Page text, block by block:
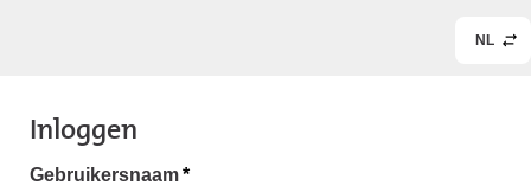
NL
Inloggen
Gebruikersnaam*